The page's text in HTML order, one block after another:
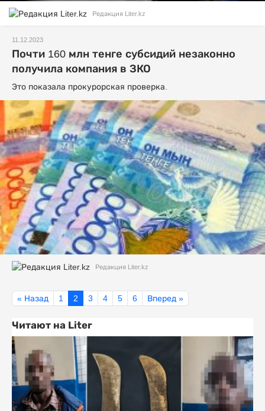
Редакция Liter.kz
11.12.2023
Почти 160 млн тенге субсидий незаконно
получила компания в ЗКО
Это показала прокурорская проверка.
Редакция Liter.kz
« Назад 1 2 3 4 5 6 Вперед »
Читают на Liter